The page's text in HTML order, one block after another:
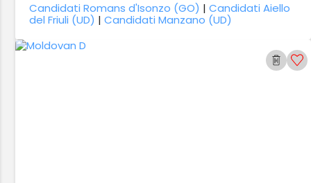
Candidati Romans d'Isonzo (GO) |Candidati Aiello
del Friuli (UD) |Candidati Manzano (UD)